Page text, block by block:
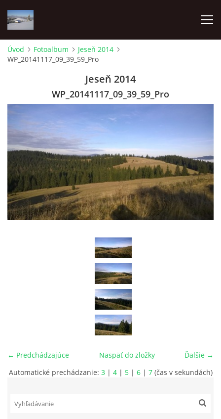
ÚVOD
FOTOALBUM
PRE ČLENOV
Pozemkové spoločenstvo Lesnianska hoľa
Pribišská 4
+421908926336, +421918975978
lesnianskahola@outlook.sk
© 2026 eStránky.sk
Úvod Fotoalbum
Jeseň 2014
WP_20141117_09_39_59_Pro
Jeseň 2014
WP_20141117_09_39_59_Pro
← Predchádzajúce Ďalšie →
Naspäť do zložky
Automatické prechádzanie: 3| 4| 5| 6| 7(čas v sekundách)